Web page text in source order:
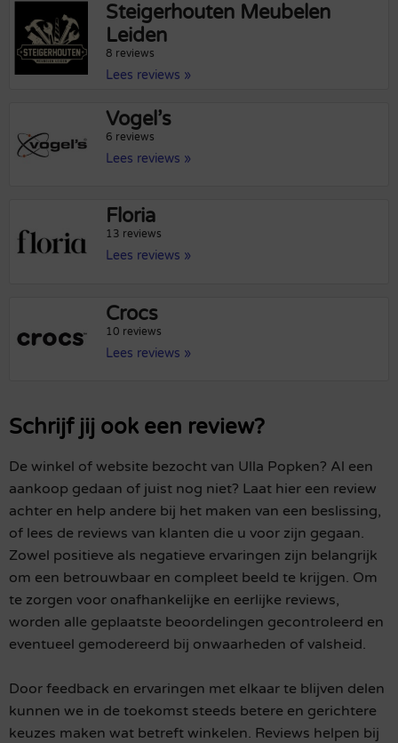
Steigerhouten Meubelen
Leiden
8 reviews
Lees reviews »
Vogel’s
6 reviews
Lees reviews »
Floria
13 reviews
Lees reviews »
Crocs
10 reviews
Lees reviews »
Schrijf jij ook een review?
De winkel of website bezocht van Ulla Popken? Al een
aankoop gedaan of juist nog niet? Laat hier een review
achter en help andere bij het maken van een beslissing,
of lees de reviews van klanten die u voor zijn gegaan.
Zowel positieve als negatieve ervaringen zijn belangrijk
om een betrouwbaar en compleet beeld te krijgen. Om
te zorgen voor onafhankelijke en eerlijke reviews,
worden alle geplaatste beoordelingen gecontroleerd en
eventueel gemodereerd bij onwaarheden of valsheid.
Door feedback en ervaringen met elkaar te blijven delen
kunnen we in de toekomst steeds betere en gerichtere
keuzes maken wat betreft winkelen. Reviews helpen bij